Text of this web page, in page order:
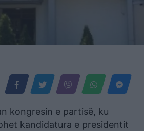
kongresin e partisë, ku
kandidatura e presidentit